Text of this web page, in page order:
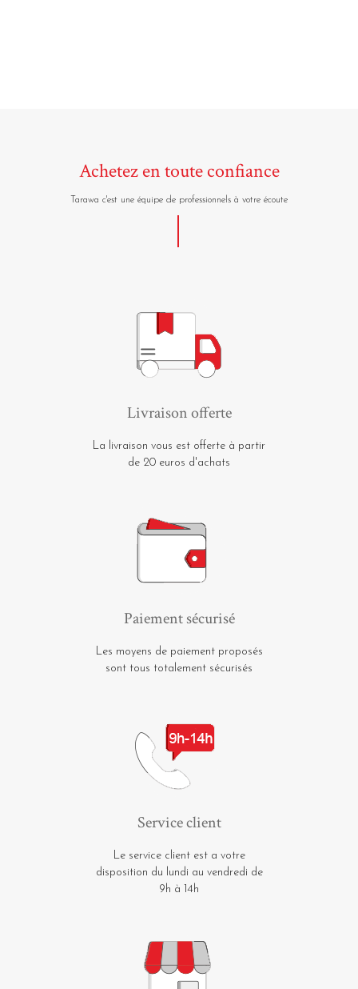
Achetez en toute confiance
Tarawa c'est une équipe de professionnels à votre écoute
Livraison offerte
La livraison vous est offerte à partir
de 20 euros d'achats
Paiement sécurisé
Les moyens de paiement proposés
sont tous totalement sécurisés
Service client
Le service client est a votre
disposition du lundi au vendredi de
9h à 14h